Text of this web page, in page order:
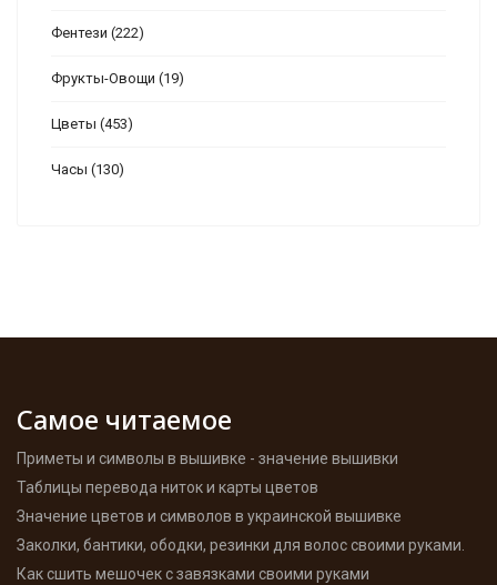
Фентези (222)
Фрукты-Овощи (19)
Цветы (453)
Часы (130)
Самое читаемое
Приметы и символы в вышивке - значение вышивки
Таблицы перевода ниток и карты цветов
Значение цветов и символов в украинской вышивке
Заколки, бантики, ободки, резинки для волос своими руками.
Как сшить мешочек с завязками своими руками